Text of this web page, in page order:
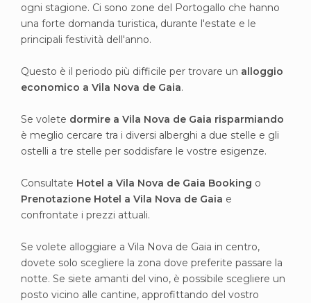
ogni stagione. Ci sono zone del Portogallo che hanno
una forte domanda turistica, durante l'estate e le
principali festività dell'anno.
Questo è il periodo più difficile per trovare un alloggio
economico a Vila Nova de Gaia.
Se volete dormire a Vila Nova de Gaia risparmiando
è meglio cercare tra i diversi alberghi a due stelle e gli
ostelli a tre stelle per soddisfare le vostre esigenze.
Consultate Hotel a Vila Nova de Gaia Booking o
Prenotazione Hotel a Vila Nova de Gaia e
confrontate i prezzi attuali.
Se volete alloggiare a Vila Nova de Gaia in centro,
dovete solo scegliere la zona dove preferite passare la
notte. Se siete amanti del vino, è possibile scegliere un
posto vicino alle cantine, approfittando del vostro